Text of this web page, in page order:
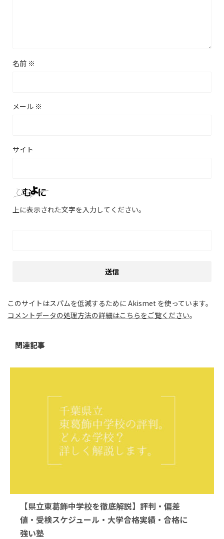
名前 ※
メール ※
サイト
上に表示された文字を入力してください。
このサイトはスパムを低減するために Akismet を使っています。
コメントデータの処理方法の詳細はこちらをご覧ください。
関連記事
【県立東葛飾中学校を徹底解説】評判・偏差
値・受検スケジュール・大学合格実績・合格に
強い塾